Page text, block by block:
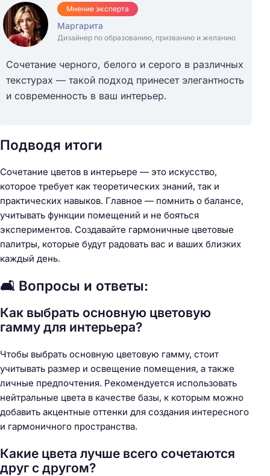
Мнение эксперта
Маргарита
Дизайнер по образованию, призванию и желанию
Сочетание черного, белого и серого в различных
текстурах — такой подход принесет элегантность
и современность в ваш интерьер.
Подводя итоги
Сочетание цветов в интерьере — это искусство,
которое требует как теоретических знаний, так и
практических навыков. Главное — помнить о балансе,
учитывать функции помещений и не бояться
экспериментов. Создавайте гармоничные цветовые
палитры, которые будут радовать вас и ваших близких
каждый день.
🛋️ Вопросы и ответы:
Как выбрать основную цветовую
гамму для интерьера?
Чтобы выбрать основную цветовую гамму, стоит
учитывать размер и освещение помещения, а также
личные предпочтения. Рекомендуется использовать
нейтральные цвета в качестве базы, к которым можно
добавить акцентные оттенки для создания интересного
и гармоничного пространства.
Какие цвета лучше всего сочетаются
друг с другом?